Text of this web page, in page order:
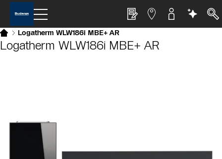
Logatherm WLW186i MBE+ AR
Logatherm WLW186i MBE+ AR